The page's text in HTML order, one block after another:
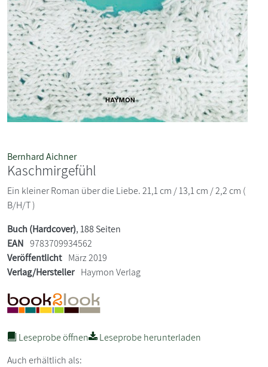
Bernhard Aichner
Kaschmirgefühl
Ein kleiner Roman über die Liebe. 21,1 cm / 13,1 cm / 2,2 cm (
B/H/T )
Buch (Hardcover), 188 Seiten
EAN 9783709934562
Veröffentlicht März 2019
Verlag/Hersteller Haymon Verlag
Leseprobe öffnen
Leseprobe herunterladen
Auch erhältlich als: